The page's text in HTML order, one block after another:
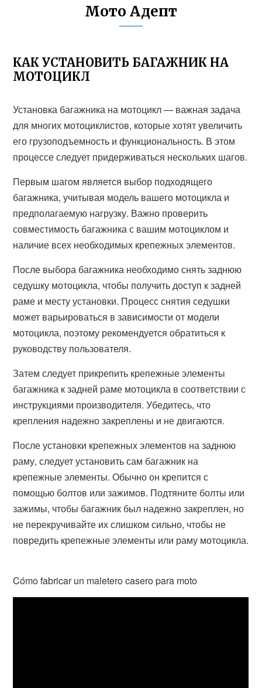
Мото Адепт
КАК УСТАНОВИТЬ БАГАЖНИК НА
МОТОЦИКЛ
Установка багажника на мотоцикл — важная задача
для многих мотоциклистов, которые хотят увеличить
его грузоподъемность и функциональность. В этом
процессе следует придерживаться нескольких шагов.
Первым шагом является выбор подходящего
багажника, учитывая модель вашего мотоцикла и
предполагаемую нагрузку. Важно проверить
совместимость багажника с вашим мотоциклом и
наличие всех необходимых крепежных элементов.
После выбора багажника необходимо снять заднюю
седушку мотоцикла, чтобы получить доступ к задней
раме и месту установки. Процесс снятия седушки
может варьироваться в зависимости от модели
мотоцикла, поэтому рекомендуется обратиться к
руководству пользователя.
Затем следует прикрепить крепежные элементы
багажника к задней раме мотоцикла в соответствии с
инструкциями производителя. Убедитесь, что
крепления надежно закреплены и не двигаются.
После установки крепежных элементов на заднюю
раму, следует установить сам багажник на
крепежные элементы. Обычно он крепится с
помощью болтов или зажимов. Подтяните болты или
зажимы, чтобы багажник был надежно закреплен, но
не перекручивайте их слишком сильно, чтобы не
повредить крепежные элементы или раму мотоцикла.
Cómo fabricar un maletero casero para moto